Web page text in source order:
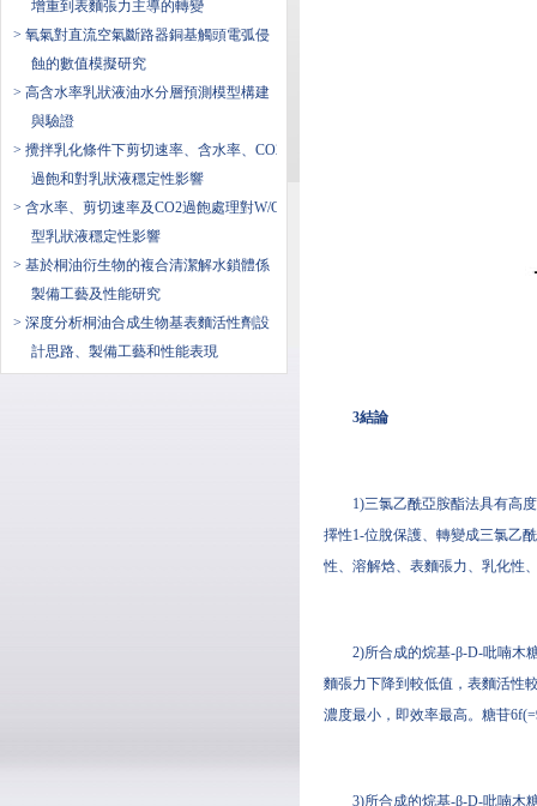
增重到表麵張力主導的轉變
> 氧氣對直流空氣斷路器銅基觸頭電弧侵
蝕的數值模擬研究
> 高含水率乳狀液油水分層預測模型構建
與驗證
> 攪拌乳化條件下剪切速率、含水率、CO2
過飽和對乳狀液穩定性影響
> 含水率、剪切速率及CO2過飽處理對W/O
型乳狀液穩定性影響
> 基於桐油衍生物的複合清潔解水鎖體係
製備工藝及性能研究
> 深度分析桐油合成生物基表麵活性劑設
計思路、製備工藝和性能表現
3結論
1)三氯乙酰亞胺酯法具有高
擇性1-位脫保護、轉變成三氯乙
性、溶解焓、表麵張力、乳化性
2)所合成的烷基-β-D-吡喃木
麵張力下降到較低值，表麵活性
濃度最小，即效率最高。糖苷
3)所合成的烷基-β-D-吡喃木